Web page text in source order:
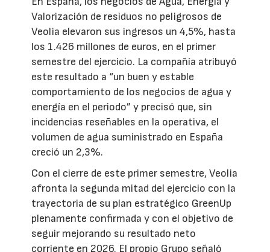
Valorización de residuos no peligrosos de
Veolia elevaron sus ingresos un 4,5%, hasta
los 1.426 millones de euros, en el primer
semestre del ejercicio. La compañía atribuyó
este resultado a “un buen y estable
comportamiento de los negocios de agua y
energía en el periodo” y precisó que, sin
incidencias reseñables en la operativa, el
volumen de agua suministrado en España
creció un 2,3%.
Con el cierre de este primer semestre, Veolia
afronta la segunda mitad del ejercicio con la
trayectoria de su plan estratégico GreenUp
plenamente confirmada y con el objetivo de
seguir mejorando su resultado neto
corriente en 2026. El propio Grupo señaló